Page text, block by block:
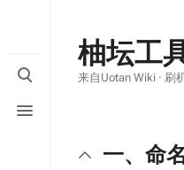
打
开/
关
闭
开/
柚坛工
来自Uotan Wiki · 刷
一、命